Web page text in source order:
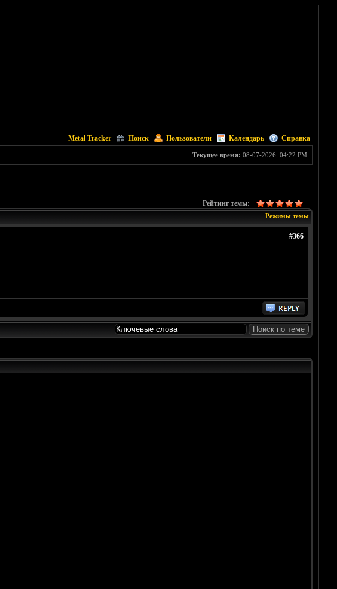
Metal Tracker Поиск Пользователи Календарь Справка
Текущее время: 08-07-2026, 04:22 PM
Рейтинг темы:
Режимы темы
#366